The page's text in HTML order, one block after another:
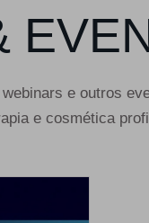
e outros
e cosmética